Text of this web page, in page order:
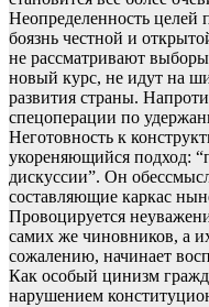
Неопределенность целей
боязнь честной и
не рассматривают
новый курс, не идут на
развития страны.
спецоперации по
Неготовность к
укореняющийся подход:
дискуссии”. Он
составляющие каркас
Провоцируется
самих же чиновников, а
сожалению, начинает
Как особый цинизм
нарушением